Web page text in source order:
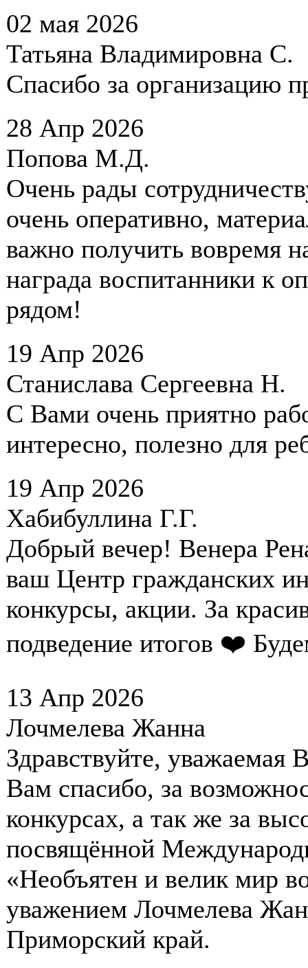
02 мая 2026
Татьяна Владимировна С.
Спасибо за организацию
28 Апр 2026
Попова М.Д.
Очень рады
очень оперативно,
важно получить вовремя
награда воспитанники к
рядом!
19 Апр 2026
Станислава Сергеевна Н.
С Вами очень приятно
интересно, полезно для
19 Апр 2026
Хабибуллина Г.Г.
Добрый вечер! Венера
ваш Центр гражданских
конкурсы, акции. За
подведение итогов ❤️
13 Апр 2026
Лочмелева Жанна
Здравствуйте, уважаемая
Вам спасибо, за
конкурсах, а так же за
посвящённой
«Необъятен и велик мир
уважением Лочмелева
Приморский край.